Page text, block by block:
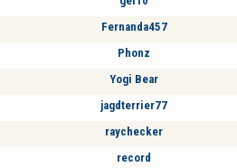
Fernanda457
Phonz
Yogi Bear
jagdterrier77
raychecker
record